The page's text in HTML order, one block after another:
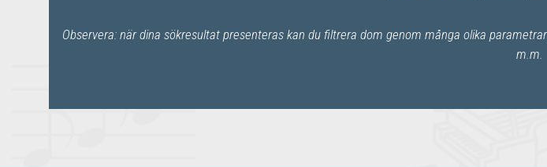
Observera: när dina sökresultat presenteras kan du filtrera dom genom många olika
m.m.